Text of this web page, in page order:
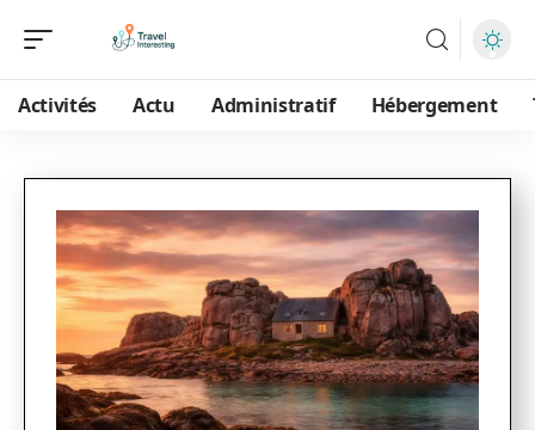
Activités Actu Administratif Hébergement